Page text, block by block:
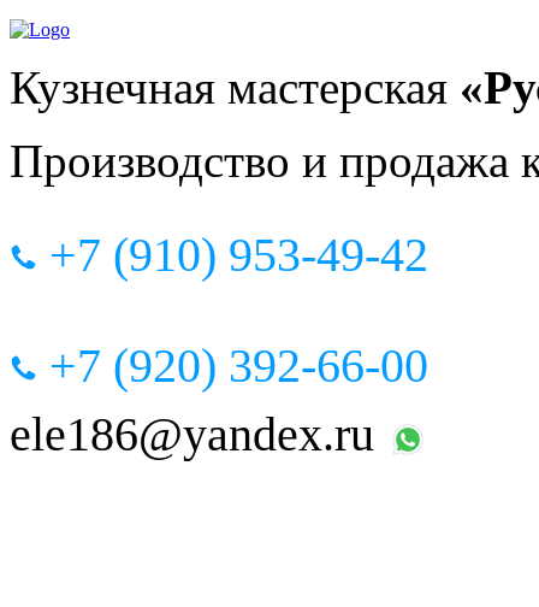
Кузнечная мастерская
Производство и продажа
+7 (910) 953-49-42
+7 (920) 392-66-00
ele186@yandex.ru